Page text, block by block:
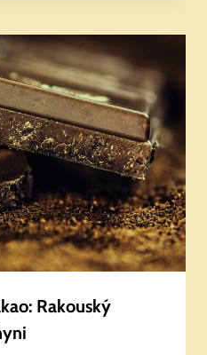
Rakouský